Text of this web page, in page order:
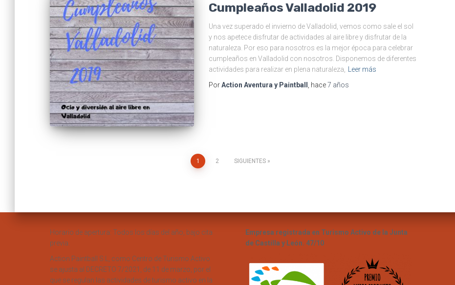
Cumpleaños Valladolid 2019
Una vez superado el invierno de Valladolid, vemos como sale el sol
y nos apetece disfrutar de actividades al aire libre y disfrutar de la
naturaleza. Por eso para nosotros es la mejor época para celebrar
cumpleaños en Valladolid con nosotros. Disponemos de diferentes
actividades para realizar en plena naturaleza,
Leer más
PorAction Aventura y Paintball , hace7 años
entradas
1 2 SIGUIENTES
Horario de apertura: Todos los días del año, bajo cita
previa.
Action Paintball S.L, como Centro de Turismo Activo
se ajusta al DECRETO 7/2021, de 11 de marzo, por el
que se regulan las actividades de turismo activo en la
Empresa registrada en Turismo Activo de la Junta
de Castilla y León. 47/10